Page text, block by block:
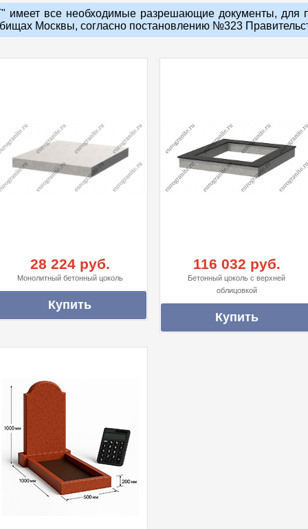
все необходимые разрешающие документы, для
Москвы, согласно постановлению №323
28 224 руб.
Монолитный бетонный цоколь
116 032 руб.
Бетонный цоколь с верхней
облицовкой